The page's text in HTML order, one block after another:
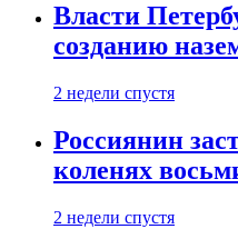
Власти
созданию
2 недели спустя
Россиянин
коленях
2 недели спустя